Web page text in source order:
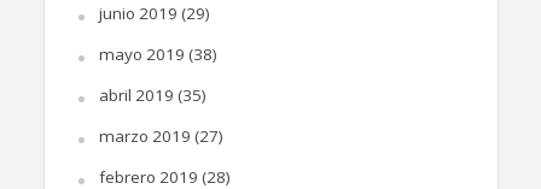
junio 2019 (29)
mayo 2019 (38)
abril 2019 (35)
marzo 2019 (27)
febrero 2019 (28)